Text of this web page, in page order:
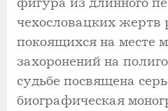
чехословацких жертв
покоящихся на месте
захоронений на
судьбе посвящена
биографическая